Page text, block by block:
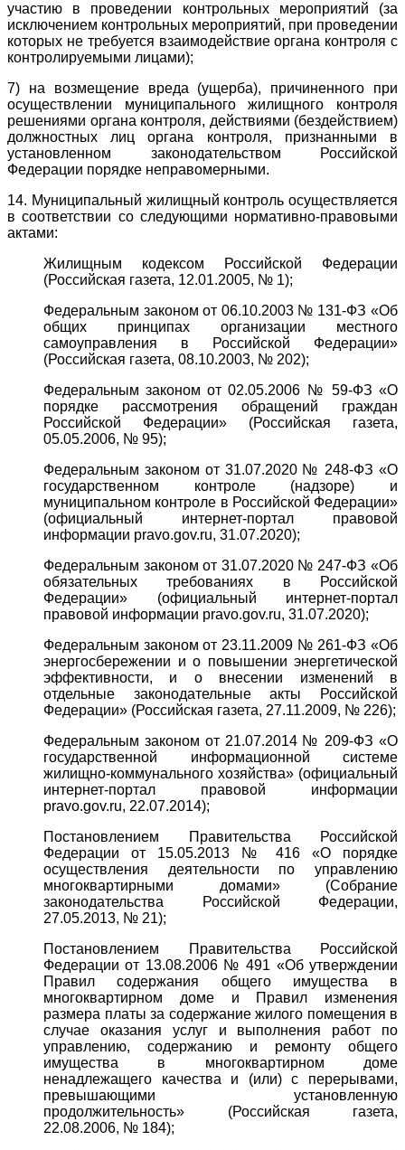
участию в проведении контрольных мероприятий (за
исключением контрольных мероприятий, при проведении
которых не требуется взаимодействие органа контроля с
контролируемыми лицами);
7) на возмещение вреда (ущерба), причиненного при
осуществлении муниципального жилищного контроля
решениями органа контроля, действиями (бездействием)
должностных лиц органа контроля, признанными в
установленном законодательством Российской
Федерации порядке неправомерными.
14. Муниципальный жилищный контроль осуществляется
в соответствии со следующими нормативно-правовыми
актами:
Жилищным кодексом Российской Федерации
(Российская газета, 12.01.2005, № 1);
Федеральным законом от 06.10.2003 № 131-ФЗ «Об
общих принципах организации местного
самоуправления в Российской Федерации»
(Российская газета, 08.10.2003, № 202);
Федеральным законом от 02.05.2006 № 59-ФЗ «О
порядке рассмотрения обращений граждан
Российской Федерации» (Российская газета,
05.05.2006, № 95);
Федеральным законом от 31.07.2020 № 248-ФЗ «О
государственном контроле (надзоре) и
муниципальном контроле в Российской Федерации»
(официальный интернет-портал правовой
информации pravo.gov.ru, 31.07.2020);
Федеральным законом от 31.07.2020 № 247-ФЗ «Об
обязательных требованиях в Российской
Федерации» (официальный интернет-портал
правовой информации pravo.gov.ru, 31.07.2020);
Федеральным законом от 23.11.2009 № 261-ФЗ «Об
энергосбережении и о повышении энергетической
эффективности, и о внесении изменений в
отдельные законодательные акты Российской
Федерации» (Российская газета, 27.11.2009, № 226);
Федеральным законом от 21.07.2014 № 209-ФЗ «О
государственной информационной системе
жилищно-коммунального хозяйства» (официальный
интернет-портал правовой информации
pravo.gov.ru, 22.07.2014);
Постановлением Правительства Российской
Федерации от 15.05.2013 № 416 «О порядке
осуществления деятельности по управлению
многоквартирными домами» (Собрание
законодательства Российской Федерации,
27.05.2013, № 21);
Постановлением Правительства Российской
Федерации от 13.08.2006 № 491 «Об утверждении
Правил содержания общего имущества в
многоквартирном доме и Правил изменения
размера платы за содержание жилого помещения в
случае оказания услуг и выполнения работ по
управлению, содержанию и ремонту общего
имущества в многоквартирном доме
ненадлежащего качества и (или) с перерывами,
превышающими установленную
продолжительность» (Российская газета,
22.08.2006, № 184);